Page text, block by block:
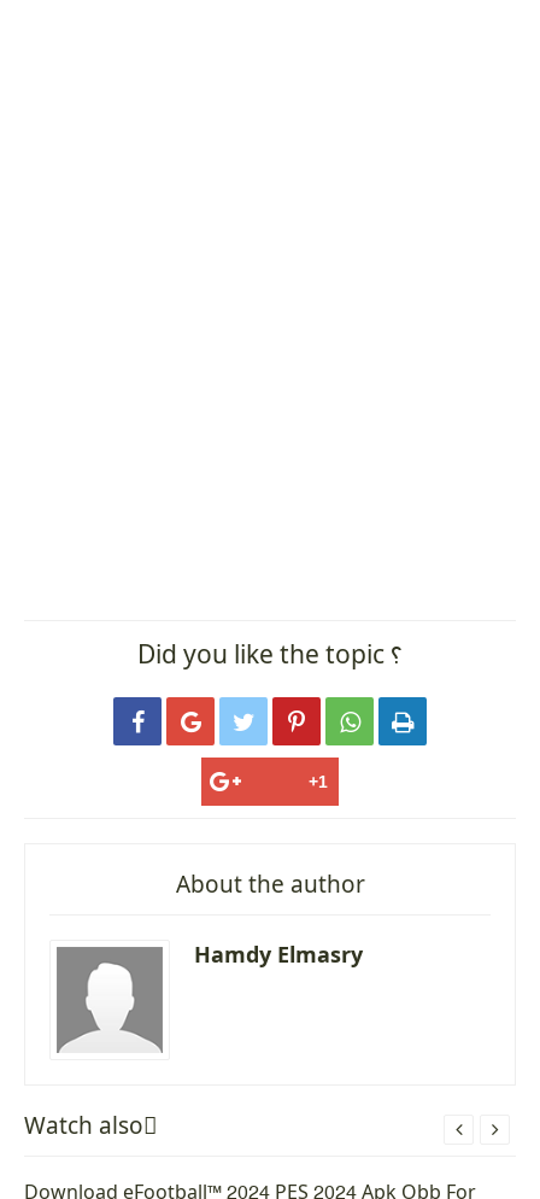
Did you like the topic ؟
     
About the author
Hamdy Elmasry
Watch alsoً
Download eFootball™ 2024 PES 2024 Apk Obb For
 